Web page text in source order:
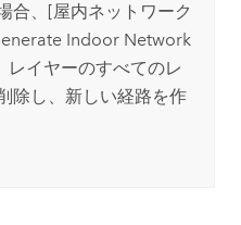
合、
[屋内ネットワーク
Indoor Network
レイヤーのすべてのレ
除し、新しい経路を作